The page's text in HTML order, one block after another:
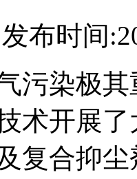
发布时间:
污染极
术开展
复合抑